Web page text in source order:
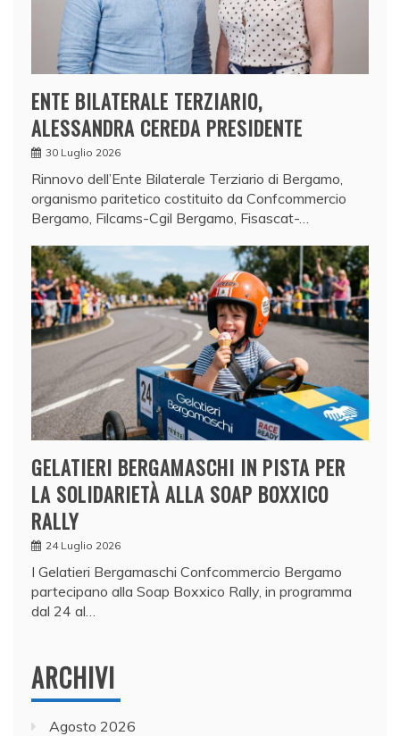
ENTE BILATERALE TERZIARIO,
ALESSANDRA CEREDA PRESIDENTE
30 Luglio 2026
Rinnovo dell’Ente Bilaterale Terziario di Bergamo,
organismo paritetico costituito da Confcommercio
Bergamo, Filcams-Cgil Bergamo, Fisascat-…
GELATIERI BERGAMASCHI IN PISTA PER
LA SOLIDARIETÀ ALLA SOAP BOXXICO
RALLY
24 Luglio 2026
I Gelatieri Bergamaschi Confcommercio Bergamo
partecipano alla Soap Boxxico Rally, in programma
dal 24 al…
ARCHIVI
Agosto 2026